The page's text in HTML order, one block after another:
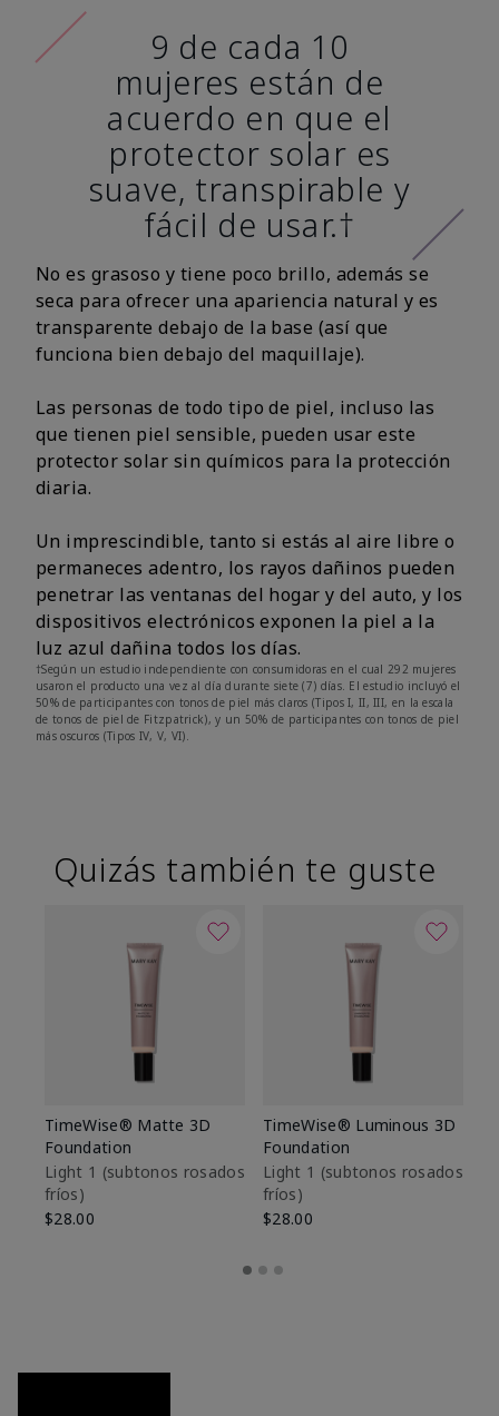
9 de cada 10
mujeres están de
acuerdo en que el
protector solar es
suave, transpirable y
fácil de usar.†
No es grasoso y tiene poco brillo, además se
seca para ofrecer una apariencia natural y es
transparente debajo de la base (así que
funciona bien debajo del maquillaje).
Las personas de todo tipo de piel, incluso las
que tienen piel sensible, pueden usar este
protector solar sin químicos para la protección
diaria.
Un imprescindible, tanto si estás al aire libre o
permaneces adentro, los rayos dañinos pueden
penetrar las ventanas del hogar y del auto, y los
dispositivos electrónicos exponen la piel a la
luz azul dañina todos los días.
†Según un estudio independiente con consumidoras en el cual 292 mujeres
usaron el producto una vez al día durante siete (7) días. El estudio incluyó el
50% de participantes con tonos de piel más claros (Tipos I, II, III, en la escala
de tonos de piel de Fitzpatrick), y un 50% de participantes con tonos de piel
más oscuros (Tipos IV, V, VI).
Quizás también te guste
TimeWise® Matte 3D
Foundation
Light 1​ (subtonos rosados
fríos)
$28.00
TimeWise® Luminous 3D
Foundation
Light 1​ (subtonos rosados
fríos)
$28.00